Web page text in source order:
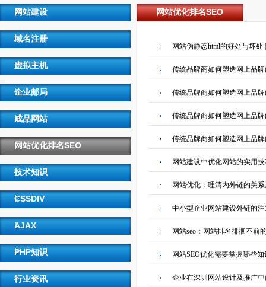
网站建设
域名注册
虚拟主机
企业邮局
成品网站
网站优化排名SEO
技术知识
CSSDIV
AJAX
PHP知识
行业资讯
网站优化排名SEO
网站伪静态html的好处与坏处
传统品牌商如何塑造网上品
传统品牌商如何塑造网上品
传统品牌商如何塑造网上品
传统品牌商如何塑造网上品
网站建设中优化网站的实用
网站优化：理清内外链的关
中小型企业网站建设外链的
网站seo：网站排名徘徊不前
网站SEO优化需要掌握哪些知
企业在深圳网站设计及推广